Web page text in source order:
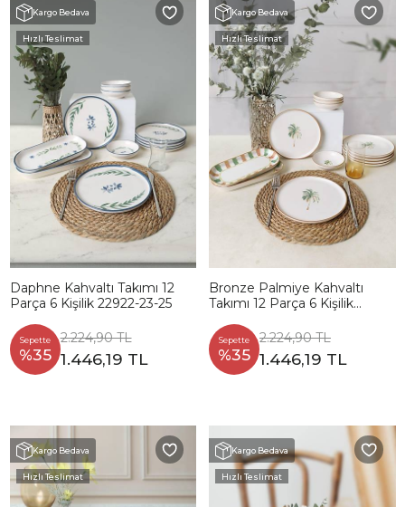
Kargo Bedava
Hızlı Teslimat
Daphne Kahvaltı Takımı 12
Parça 6 Kişilik 22922-23-25
Sepette
%35
2.224,90 TL
1.446,19 TL
Kargo Bedava
Hızlı Teslimat
Bronze Palmiye Kahvaltı
Takımı 12 Parça 6 Kişilik
Sepette
%35
2.224,90 TL
1.446,19 TL
Kargo Bedava
Hızlı Teslimat
Kargo Bedava
Hızlı Teslimat